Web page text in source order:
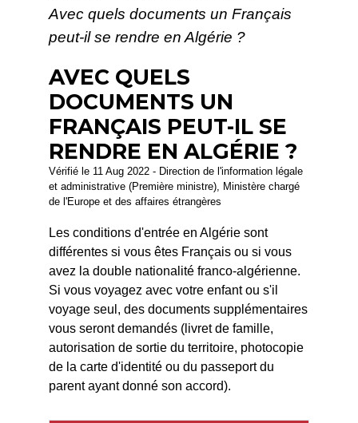
Avec quels documents un Français
peut-il se rendre en Algérie ?
AVEC QUELS
DOCUMENTS UN
FRANÇAIS PEUT-IL SE
RENDRE EN ALGÉRIE ?
Vérifié le 11 Aug 2022 - Direction de l'information légale
et administrative (Première ministre), Ministère chargé
de l'Europe et des affaires étrangères
Les conditions d'entrée en Algérie sont
différentes si vous êtes Français ou si vous
avez la double nationalité franco-algérienne.
Si vous voyagez avec votre enfant ou s'il
voyage seul, des documents supplémentaires
vous seront demandés (livret de famille,
autorisation de sortie du territoire, photocopie
de la carte d'identité ou du passeport du
parent ayant donné son accord).